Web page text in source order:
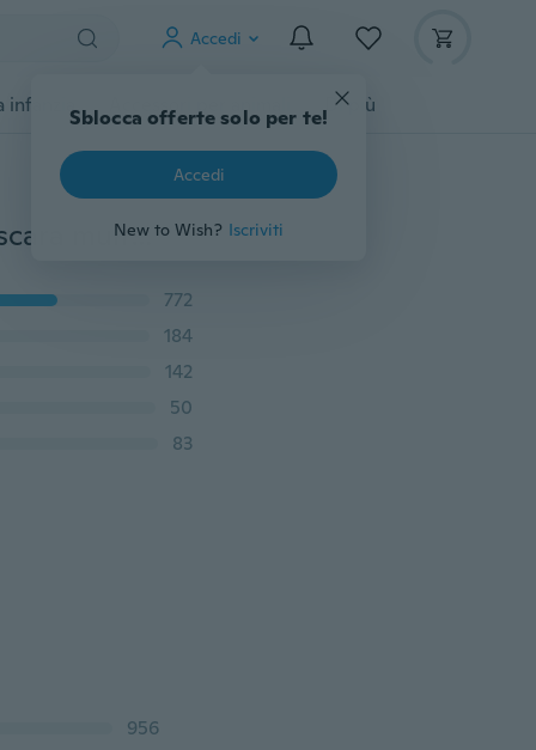
Accedi
Sblocca offerte solo per te!
Accedi
New to Wish? Iscriviti
infanzia Accessori per animali Di più
Il nuovo mascara colorato 2018 può essere tinto il mascara multicolore per sopracciglia
772
184
142
50
83
956